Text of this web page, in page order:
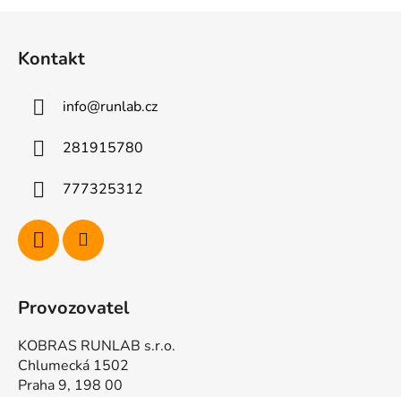
Kontakt
info@runlab.cz
281915780
777325312
Provozovatel
KOBRAS RUNLAB s.r.o.
Chlumecká 1502
Praha 9, 198 00